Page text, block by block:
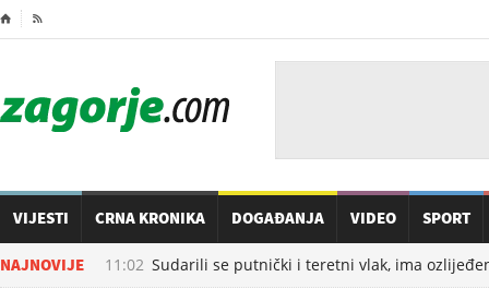
⌂ 
VIJESTI CRNA KRONIKA DOGAĐANJA VIDEO SPORT
NAJNOVIJE
u 11:02 Sudarili se putnički i teretni vlak, ima